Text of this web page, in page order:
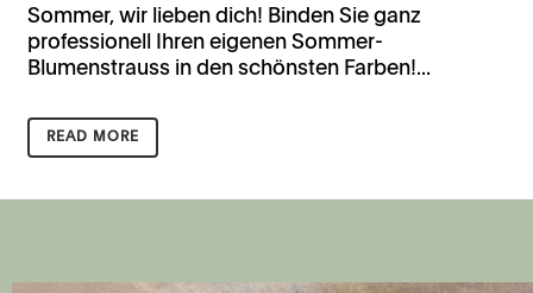
Sommer, wir lieben dich! Binden Sie ganz
professionell Ihren eigenen Sommer-
Blumenstrauss in den schönsten Farben!...
READ MORE